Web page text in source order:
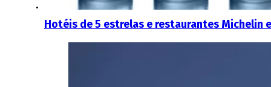
Hotéis de 5 estrelas e restaurantes Michelin